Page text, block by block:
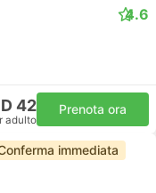
4.6
42
adulto
Prenota ora
immediata